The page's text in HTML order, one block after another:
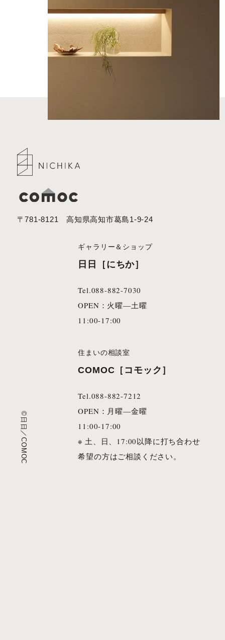
〒781-8121 高知県高知市葛島1-9-24
©日日／COMOC
ギャラリー＆ショップ
日日［にちか］
Tel.088-882-7030
OPEN：火曜—土曜
11:00-17:00
住まいの相談室
COMOC［コモック］
Tel.088-882-7212
OPEN：月曜—金曜
11:00-17:00
※ ⼟、⽇、17:00以降に打ち合わせ
希望の⽅はご相談ください。